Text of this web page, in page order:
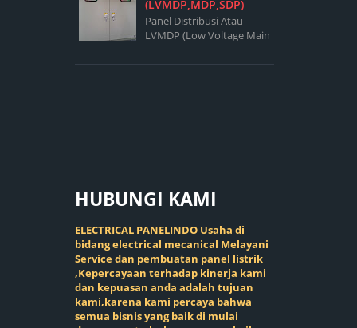
32A Fuse...
(LVMDP,MDP,SDP)
Panel Distribusi Atau
LVMDP (Low Voltage Main
Panel Yang Berfungsi
HUBUNGI KAMI
ELECTRICAL PANELINDO Usaha di
bidang electrical mecanical Melayani
Service dan pembuatan panel listrik
,Kepercayaan terhadap kinerja kami
dan kepuasan anda adalah tujuan
kami,karena kami percaya bahwa
semua bisnis yang baik di mulai